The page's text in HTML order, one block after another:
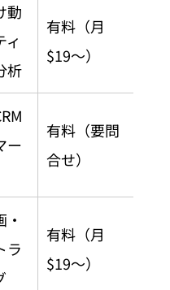
動
ィ
析
有料（月
$19〜）
ー
有料（要問
合せ）
ラ
有料（月
$19〜）